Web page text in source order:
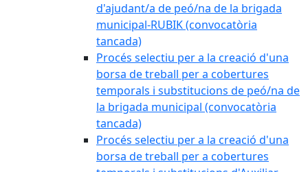
d'ajudant/a de peó/na de la brigada
municipal-RUBIK (convocatòria
tancada)
Procés selectiu per a la creació d'una
borsa de treball per a cobertures
temporals i substitucions de peó/na de
la brigada municipal (convocatòria
tancada)
Procés selectiu per a la creació d'una
borsa de treball per a cobertures